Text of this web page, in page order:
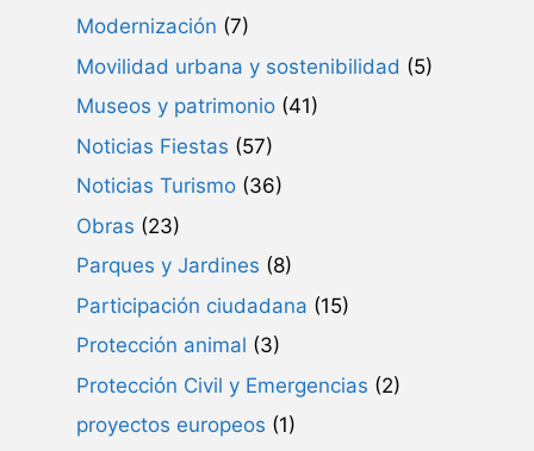
Modernización (7)
Movilidad urbana y sostenibilidad (5)
Museos y patrimonio (41)
Noticias Fiestas (57)
Noticias Turismo (36)
Obras (23)
Parques y Jardines (8)
Participación ciudadana (15)
Protección animal (3)
Protección Civil y Emergencias (2)
proyectos europeos (1)